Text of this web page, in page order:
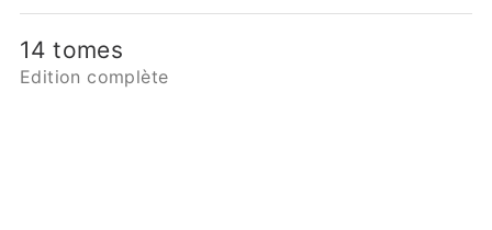
14 tomes
Edition complète